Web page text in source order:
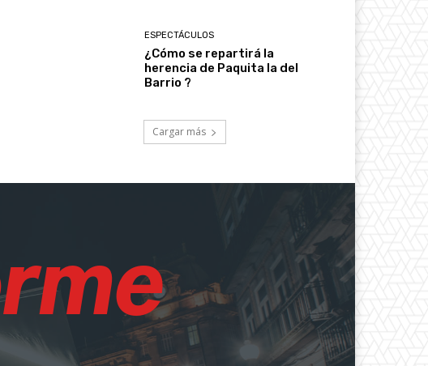
ESPECTÁCULOS
¿Cómo se repartirá la
herencia de Paquita la del
Barrio ?
Cargar más